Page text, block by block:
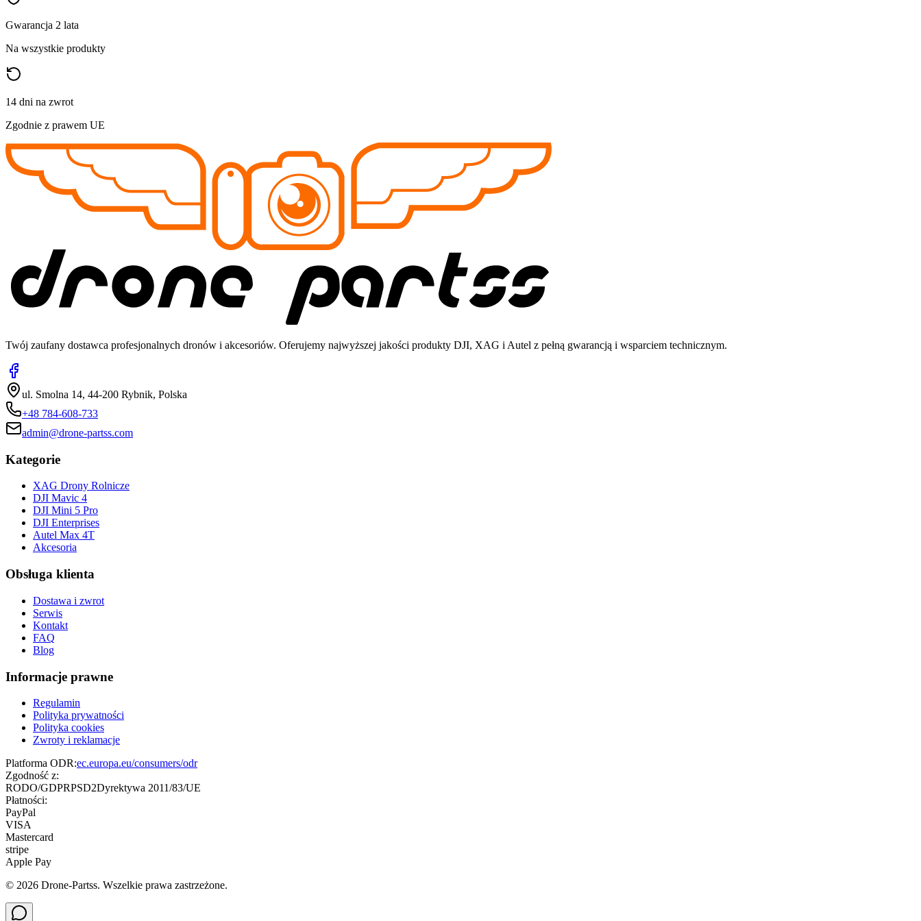
Gwarancja 2 lata
Na wszystkie produkty
14 dni na zwrot
Zgodnie z prawem UE
Twój zaufany dostawca profesjonalnych dronów i akcesoriów. Oferujemy najwyższej jakości produkty DJI, XAG i Autel z pełną gwarancją i wsparciem technicznym.
ul. Smolna 14, 44-200 Rybnik, Polska
+48 784-608-733
admin@drone-partss.com
Kategorie
XAG Drony Rolnicze
DJI Mavic 4
DJI Mini 5 Pro
DJI Enterprises
Autel Max 4T
Akcesoria
Obsługa klienta
Dostawa i zwrot
Serwis
Kontakt
FAQ
Blog
Informacje prawne
Regulamin
Polityka prywatności
Polityka cookies
Zwroty i reklamacje
Platforma ODR:ec.europa.eu/consumers/odr
Zgodność z:
RODO/GDPRPSD2Dyrektywa 2011/83/UE
Płatności:
PayPal
VISA
Mastercard
stripe
Apple Pay
© 2026 Drone-Partss. Wszelkie prawa zastrzeżone.